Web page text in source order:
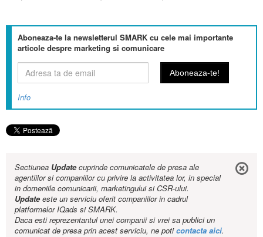
Aboneaza-te la newsletterul SMARK cu cele mai importante
articole despre marketing si comunicare
Info
Sectiunea Updatecuprinde comunicatele de presa ale
agentiilor si companiilor cu privire la activitatea lor, in special
in domeniile comunicarii, marketingului si CSR-ului.
Updateeste un serviciu oferit companiilor in cadrul
platformelor IQads si SMARK.
Daca esti reprezentantul unei companii si vrei sa publici un
comunicat de presa prin acest serviciu, ne poticontacta aici.